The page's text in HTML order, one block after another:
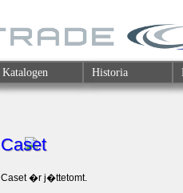
Katalogen Historia
Caset
Caset �r j�ttetomt.